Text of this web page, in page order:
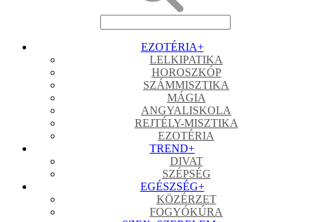
EZOTÉRIA+
LELKIPATIKA
HOROSZKÓP
SZÁMMISZTIKA
MÁGIA
ANGYALISKOLA
REJTÉLY-MISZTIKA
EZOTÉRIA
TREND+
DIVAT
SZÉPSÉG
EGÉSZSÉG+
KÖZÉRZET
FOGYÓKÚRA